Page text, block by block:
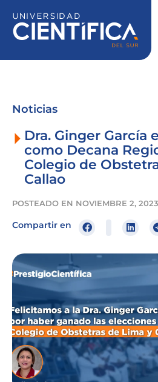
contenido
Noticias
Dra. Ginger García
como Decana
Colegio de
Callao
POSTEADO EN NOVIEMBRE 2, 2023
Compartir en